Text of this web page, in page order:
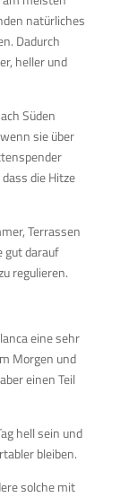
natürliches
Dadurch
heller und
Süden
sie über
die Hitze
Terrassen
gut darauf
regulieren.
eine sehr
Morgen und
einen Teil
hell sein und
bleiben.
solche mit